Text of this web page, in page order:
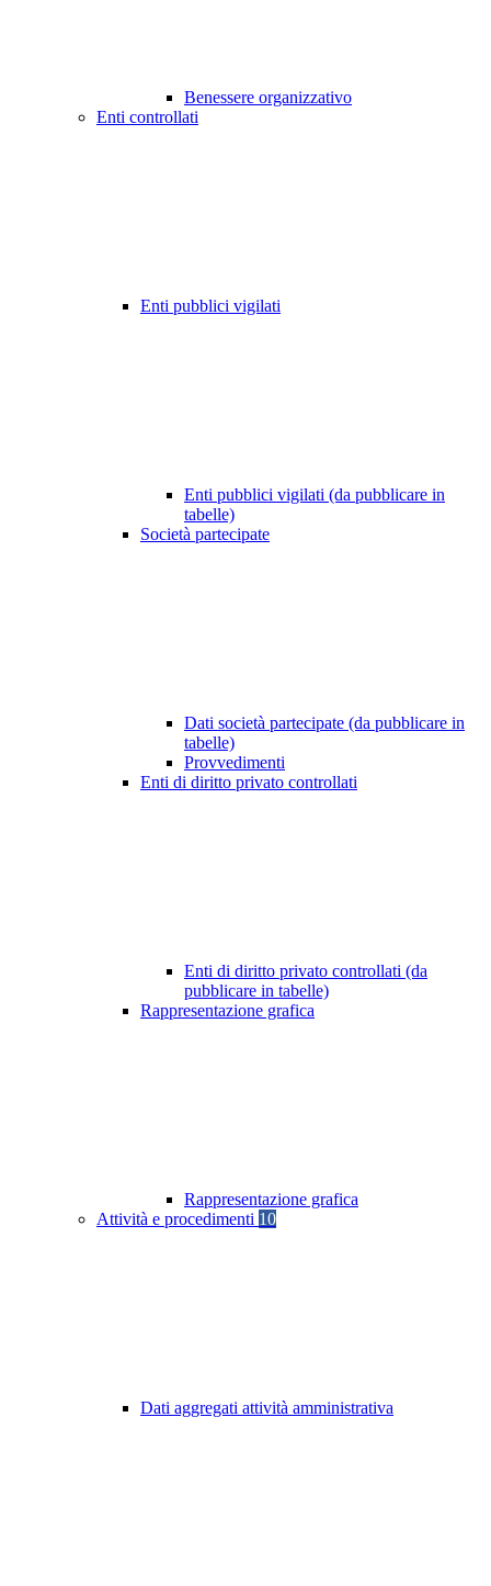
Benessere organizzativo
Enti controllati
Enti pubblici vigilati
Enti pubblici vigilati (da pubblicare in
tabelle)
Società partecipate
Dati società partecipate (da pubblicare in
tabelle)
Provvedimenti
Enti di diritto privato controllati
Enti di diritto privato controllati (da
pubblicare in tabelle)
Rappresentazione grafica
Rappresentazione grafica
Attività e procedimenti 10
Dati aggregati attività amministrativa